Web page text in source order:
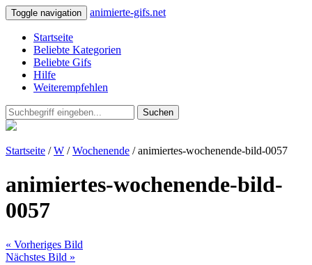
Toggle navigation animierte-gifs.net
Startseite
Beliebte Kategorien
Beliebte Gifs
Hilfe
Weiterempfehlen
Suchen
Startseite /W /Wochenende / animiertes-wochenende-bild-0057
animiertes-wochenende-bild-
0057
« Vorheriges Bild
Nächstes Bild »